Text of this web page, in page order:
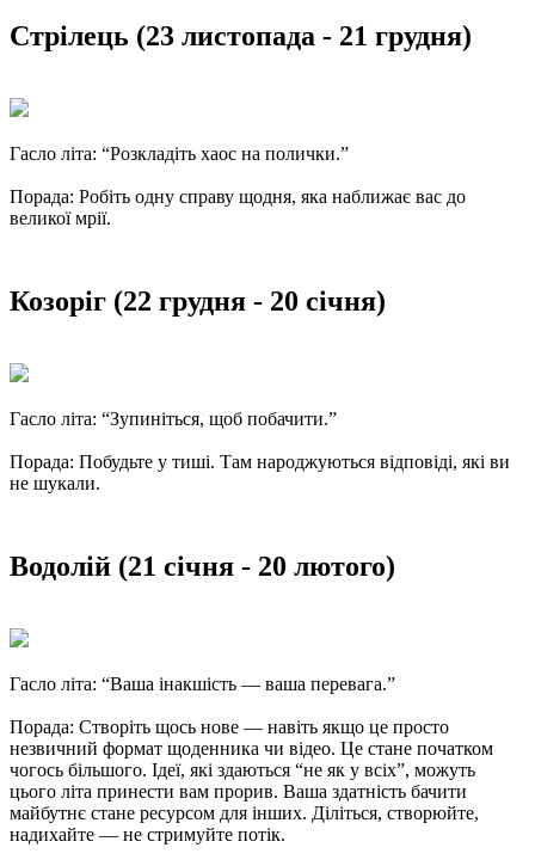
Стрілець (23 листопада - 21 грудня)
Гасло літа: “Розкладіть хаос на полички.”
Порада: Робіть одну справу щодня, яка наближає вас до
великої мрії.
Козоріг (22 грудня - 20 січня)
Гасло літа: “Зупиніться, щоб побачити.”
Порада: Побудьте у тиші. Там народжуються відповіді, які ви
не шукали.
Водолій (21 січня - 20 лютого)
Гасло літа: “Ваша інакшість — ваша перевага.”
Порада: Створіть щось нове — навіть якщо це просто
незвичний формат щоденника чи відео. Це стане початком
чогось більшого. Ідеї, які здаються “не як у всіх”, можуть
цього літа принести вам прорив. Ваша здатність бачити
майбутнє стане ресурсом для інших. Діліться, створюйте,
надихайте — не стримуйте потік.